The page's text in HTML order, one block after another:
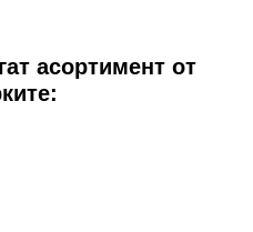
асортимент от